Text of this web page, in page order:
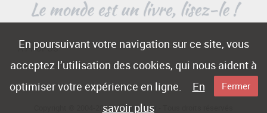
En poursuivant votre navigation sur ce site, vous
acceptez l’utilisation des cookies, qui nous aident à
optimiser votre expérience en ligne.
Fermer
En
savoir plus
A PROPOS
ContactMentions légalesPublicité
Copyright © 2004-2015 -e-Voyageur